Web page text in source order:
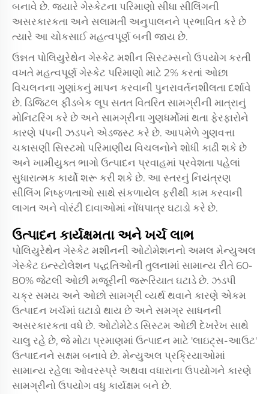
બનાવે છે. જ્યારે ગેસ્કેટના પરિમાણો સીધા સીલિંગની
અસરકારકતા અને સલામતી અનુપાલનને પ્રભાવિત કરે છે
ત્યારે આ ચોકસાઈ મહત્વપૂર્ણ બની જાય છે.
ઉન્નત પોલિયુરેથેન ગેસ્કેટ મશીન સિસ્ટમ્સનો ઉપયોગ કરતી
વખતે મહત્વપૂર્ણ ગેસ્કેટ પરિમાણો માટે 2% કરતાં ઓછા
વિચલનના ગુણાંકનું માપન કરવાની પુનરાવર્તનશીલતા દર્શાવે
છે. ડિજિટલ ફીડબેક લૂપ સતત વિતરિત સામગ્રીની માત્રાનું
મોનિટરિંગ કરે છે અને સામગ્રીના ગુણધર્મોમાં થતા ફેરફારોને
કારણે પંપની ઝડપને એડજસ્ટ કરે છે. આપમેળે ગુણવત્તા
ચકાસણી સિસ્ટમો પરિમાણીય વિચલનોને શોધી કાઢી શકે છે
અને ખામીયુક્ત ભાગો ઉત્પાદન પ્રવાહમાં પ્રવેશતા પહેલાં
સુધારાત્મક કાર્યો શરૂ કરી શકે છે. આ સ્તરનું નિયંત્રણ
સીલિંગ નિષ્ફળતાઓ સાથે સંકળાયેલ ફરીથી કામ કરવાની
લાગત અને વોરંટી દાવાઓમાં નોંધપાત્ર ઘટાડો કરે છે.
ઉત્પાદન કાર્યક્ષમતા અને ખર્ચ લાભ
પોલિયુરેથેન ગેસ્કેટ મશીનની ઓટોમેશનનો અમલ મેન્યુઅલ
ગેસ્કેટ ઇન્સ્ટોલેશન પદ્ધતિઓની તુલનામાં સામાન્ય રીતે 60-
80% જેટલી ઓછી મજૂરીની જરૂરિયાત ઘટાડે છે. ઝડપી
ચક્ર સમય અને ઓછો સામગ્રી વ્યર્થ થવાને કારણે એકમ
ઉત્પાદન ખર્ચમાં ઘટાડો થાય છે અને સમગ્ર સાધનની
અસરકારકતા વધે છે. ઓટોમેટેડ સિસ્ટમ ઓછી દેખરેખ સાથે
ચાલુ રહે છે, જે મોટા પ્રમાણમાં ઉત્પાદન માટે 'લાઇટ્સ-આઉટ'
ઉત્પાદનને સક્ષમ બનાવે છે. મેન્યુઅલ પ્રક્રિયાઓમાં
સામાન્ય રહેલા ઓવરસ્પ્રે અથવા વધારાના ઉપયોગને કારણે
સામગ્રીનો ઉપયોગ વધુ કાર્યક્ષમ બને છે.